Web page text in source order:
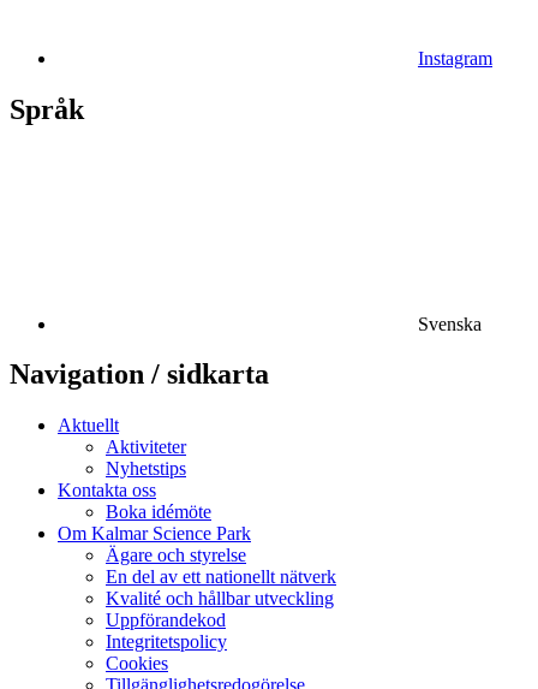
Instagram
Språk
Svenska
Navigation / sidkarta
Aktuellt
Aktiviteter
Nyhetstips
Kontakta oss
Boka idémöte
Om Kalmar Science Park
Ägare och styrelse
En del av ett nationellt nätverk
Kvalité och hållbar utveckling
Uppförandekod
Integritetspolicy
Cookies